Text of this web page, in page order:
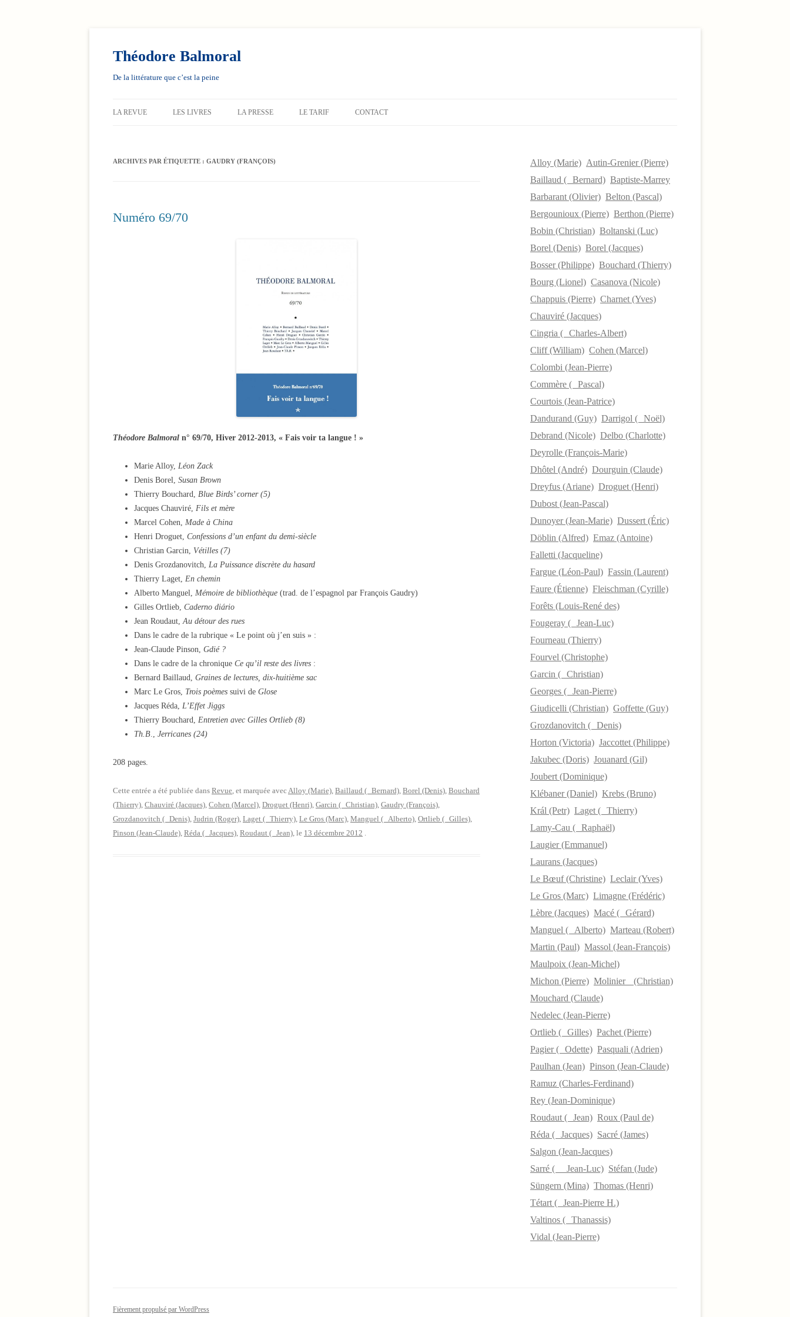
Théodore Balmoral
De la littérature que c’est la peine
LA REVUE LES LIVRES LA PRESSE LE TARIF CONTACT
ARCHIVES PAR ÉTIQUETTE : GAUDRY (FRANÇOIS)
Numéro 69/70
Théodore Balmoral n° 69/70, Hiver 2012-2013, « Fais voir ta langue ! »
Marie Alloy, Léon Zack
Denis Borel, Susan Brown
Thierry Bouchard, Blue Birds’ corner (5)
Jacques Chauviré, Fils et mère
Marcel Cohen, Made à China
Henri Droguet, Confessions d’un enfant du demi-siècle
Christian Garcin, Vétilles (7)
Denis Grozdanovitch, La Puissance discrète du hasard
Thierry Laget, En chemin
Alberto Manguel, Mémoire de bibliothèque (trad. de l’espagnol par François Gaudry)
Gilles Ortlieb, Caderno diário
Jean Roudaut,Au détour des rues
Dans le cadre de la rubrique « Le point où j’en suis » :
Jean-Claude Pinson, Gdié ?
Dans le cadre de la chronique Ce qu’il reste des livres :
Bernard Baillaud, Graines de lectures, dix-huitième sac
Marc Le Gros, Trois poèmes suivi de Glose
Jacques Réda, L’Effet Jiggs
Thierry Bouchard, Entretien avec Gilles Ortlieb (8)
Th.B., Jerricanes (24)
208 pages.
Cette entrée a été publiée dans Revue, et marquée avecAlloy (Marie), Baillaud ( Bernard), Borel (Denis), Bouchard
(Thierry), Chauviré (Jacques), Cohen (Marcel), Droguet (Henri), Garcin ( Christian), Gaudry (François),
Grozdanovitch ( Denis), Judrin (Roger), Laget ( Thierry), Le Gros (Marc), Manguel ( Alberto), Ortlieb ( Gilles),
Pinson (Jean-Claude), Réda ( Jacques), Roudaut ( Jean), le 13 décembre 2012 .
Alloy (Marie) Autin-Grenier (Pierre)
Baillaud ( Bernard) Baptiste-Marrey
Barbarant (Olivier) Belton (Pascal)
Bergounioux (Pierre) Berthon (Pierre)
Bobin (Christian) Boltanski (Luc)
Borel (Denis) Borel (Jacques)
Bosser (Philippe) Bouchard (Thierry)
Bourg (Lionel) Casanova (Nicole)
Chappuis (Pierre) Charnet (Yves)
Chauviré (Jacques)
Cingria ( Charles-Albert)
Cliff (William) Cohen (Marcel)
Colombi (Jean-Pierre)
Commère ( Pascal)
Courtois (Jean-Patrice)
Dandurand (Guy) Darrigol ( Noël)
Debrand (Nicole) Delbo (Charlotte)
Deyrolle (François-Marie)
Dhôtel (André) Dourguin (Claude)
Dreyfus (Ariane) Droguet (Henri)
Dubost (Jean-Pascal)
Dunoyer (Jean-Marie) Dussert (Éric)
Döblin (Alfred) Emaz (Antoine)
Falletti (Jacqueline)
Fargue (Léon-Paul) Fassin (Laurent)
Faure (Étienne) Fleischman (Cyrille)
Forêts (Louis-René des)
Fougeray ( Jean-Luc)
Fourneau (Thierry)
Fourvel (Christophe)
Garcin ( Christian)
Georges ( Jean-Pierre)
Giudicelli (Christian) Goffette (Guy)
Grozdanovitch ( Denis)
Horton (Victoria) Jaccottet (Philippe)
Jakubec (Doris) Jouanard (Gil)
Joubert (Dominique)
Klébaner (Daniel) Krebs (Bruno)
Král (Petr) Laget ( Thierry)
Lamy-Cau ( Raphaël)
Laugier (Emmanuel)
Laurans (Jacques)
Le Bœuf (Christine) Leclair (Yves)
Le Gros (Marc) Limagne (Frédéric)
Lèbre (Jacques) Macé ( Gérard)
Manguel ( Alberto) Marteau (Robert)
Martin (Paul) Massol (Jean-François)
Maulpoix (Jean-Michel)
Michon (Pierre) Molinier (Christian)
Mouchard (Claude)
Nedelec (Jean-Pierre)
Ortlieb ( Gilles) Pachet (Pierre)
Pagier ( Odette) Pasquali (Adrien)
Paulhan (Jean) Pinson (Jean-Claude)
Ramuz (Charles-Ferdinand)
Rey (Jean-Dominique)
Roudaut ( Jean) Roux (Paul de)
Réda ( Jacques) Sacré (James)
Salgon (Jean-Jacques)
Sarré ( Jean-Luc) Stéfan (Jude)
Süngern (Mina) Thomas (Henri)
Tétart ( Jean-Pierre H.)
Valtinos ( Thanassis)
Vidal (Jean-Pierre)
Fièrement propulsé par WordPress